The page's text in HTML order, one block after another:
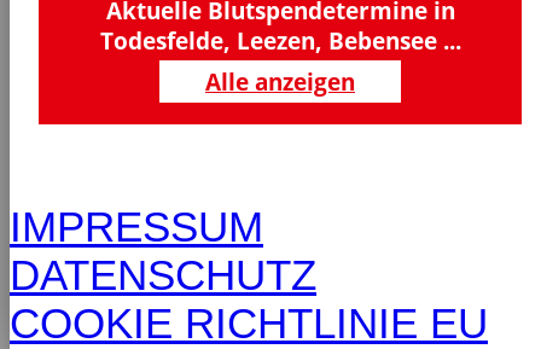
Aktuelle Blutspendetermine in
Todesfelde, Leezen, Bebensee ...
Alle anzeigen
IMPRESSUM
DATENSCHUTZ
COOKIE RICHTLINIE EU